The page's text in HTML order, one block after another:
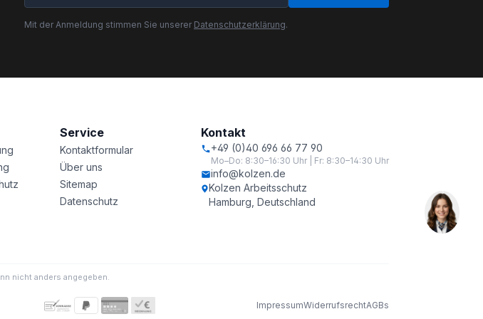
Mit der Anmeldung stimmen Sie unserer Datenschutzerklärung.
Service
Kontaktformular
Über uns
Sitemap
Datenschutz
Kontakt
+49 (0)40 696 66 77 90
Mo–Do: 8:30–16:30 Uhr | Fr: 8:30–14:30 Uhr
info@kolzen.de
Kolzen Arbeitsschutz
Hamburg, Deutschland
nicht anders angegeben.
ImpressumWiderrufsrechtAGBs